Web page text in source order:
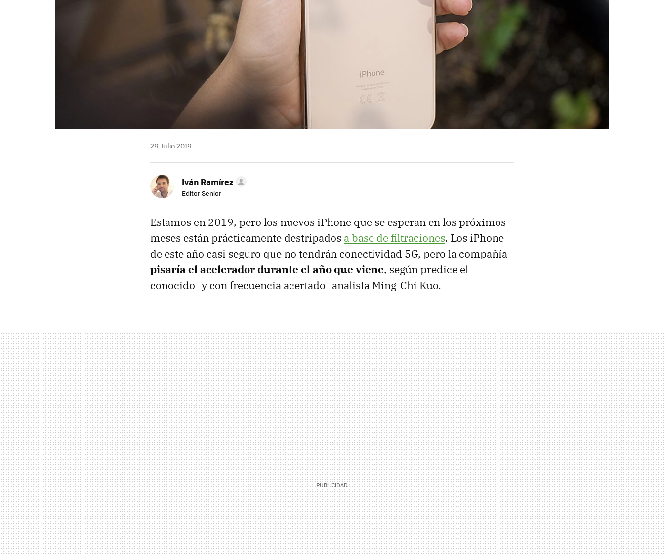
29 Julio 2019
Iván Ramírez
Editor Senior
Estamos en 2019, pero los nuevos iPhone que se esperan en los próximos
meses están prácticamente destripados a base de filtraciones. Los iPhone
de este año casi seguro que no tendrán conectividad 5G, pero la compañía
pisaría el acelerador durante el año que viene, según predice el
conocido -y con frecuencia acertado- analista Ming-Chi Kuo.